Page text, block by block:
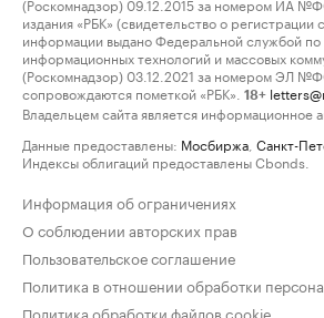
издания «РБК» (свидетельство о регистрации
информации выдано Федеральной службой по
информационных технологий и массовых
(Роскомнадзор) 03.12.2021 за номером ЭЛ
сопровождаются пометкой «РБК».
18+
Владельцем сайта является информационное
Данные предоставлены: Мосбиржа Санкт-
Индексы облигаций предоставлены Cbonds.
Информация об ограничениях
О соблюдении авторских прав
Пользовательское соглашение
Политика в отношении обработки
Политика обработки файлов cookie